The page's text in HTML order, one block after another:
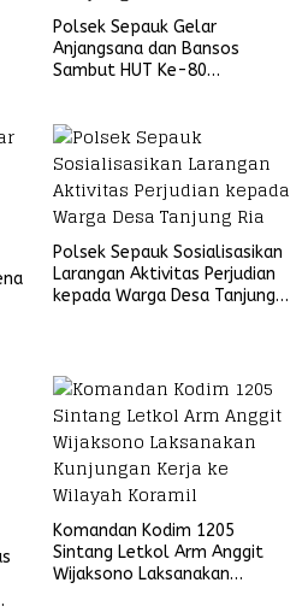
Polsek Sepauk Gelar
Anjangsana dan Bansos
Sambut HUT Ke-80
Polsek Sepauk Sosialisasikan
Larangan Aktivitas Perjudian
kepada Warga Desa Tanjung
Komandan Kodim 1205
Sintang Letkol Arm Anggit
Wijaksono Laksanakan